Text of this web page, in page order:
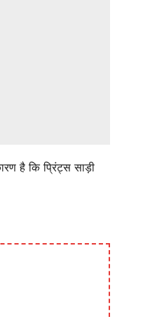
है कि प्रिंट्स साड़ी